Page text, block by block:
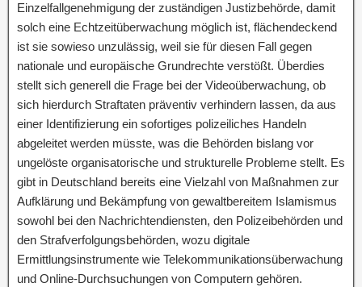
Einzelfallgenehmigung der zuständigen Justizbehörde, damit
solch eine Echtzeitüberwachung möglich ist, flächendeckend
ist sie sowieso unzulässig, weil sie für diesen Fall gegen
nationale und europäische Grundrechte verstößt. Überdies
stellt sich generell die Frage bei der Videoüberwachung, ob
sich hierdurch Straftaten präventiv verhindern lassen, da aus
einer Identifizierung ein sofortiges polizeiliches Handeln
abgeleitet werden müsste, was die Behörden bislang vor
ungelöste organisatorische und strukturelle Probleme stellt. Es
gibt in Deutschland bereits eine Vielzahl von Maßnahmen zur
Aufklärung und Bekämpfung von gewaltbereitem Islamismus
sowohl bei den Nachrichtendiensten, den Polizeibehörden und
den Strafverfolgungsbehörden, wozu digitale
Ermittlungsinstrumente wie Telekommunikationsüberwachung
und Online-Durchsuchungen von Computern gehören.